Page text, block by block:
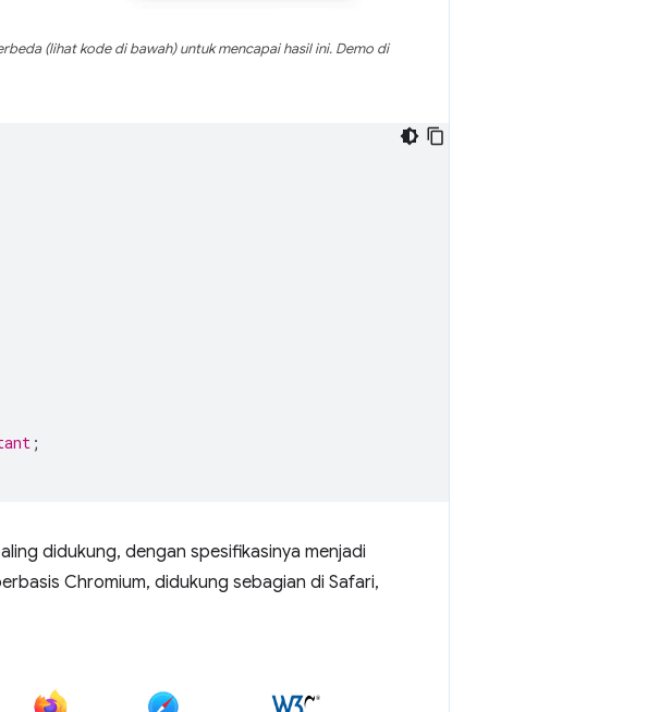
(lihat kode di bawah) untuk mencapai hasil ini. Demo di
;
didukung, dengan spesifikasinya menjadi
Chromium, didukung sebagian di Safari,